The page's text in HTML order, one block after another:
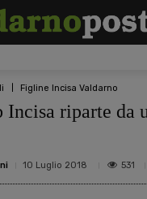
Figline Incisa Valdarno
Incisa riparte da
10 Luglio 2018 531